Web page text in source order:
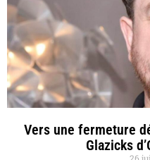
Vers une fermeture
Glazicks